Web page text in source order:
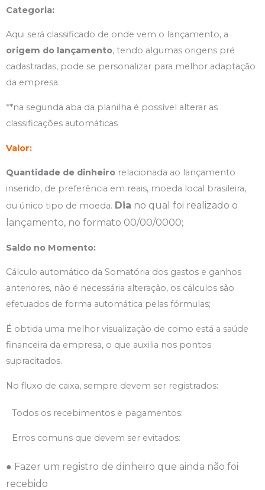
Categoria:
Aqui será classificado de onde vem o lançamento, a
origem do lançamento, tendo algumas origens pré
cadastradas, pode se personalizar para melhor adaptação
da empresa.
**na segunda aba da planilha é possível alterar as
classificações automáticas
Valor:
Quantidade de dinheiro relacionada ao lançamento
inserido, de preferência em reais, moeda local brasileira,
ou único tipo de moeda. Dia no qual foi realizado o
lançamento, no formato 00/00/0000;
Saldo no Momento:
Cálculo automático da Somatória dos gastos e ganhos
anteriores, não é necessária alteração, os cálculos são
efetuados de forma automática pelas fórmulas;
É obtida uma melhor visualização de como está a saúde
financeira da empresa, o que auxilia nos pontos
supracitados.
No fluxo de caixa, sempre devem ser registrados:
Todos os recebimentos e pagamentos:
Erros comuns que devem ser evitados:
● Fazer um registro de dinheiro que ainda não foi
recebido